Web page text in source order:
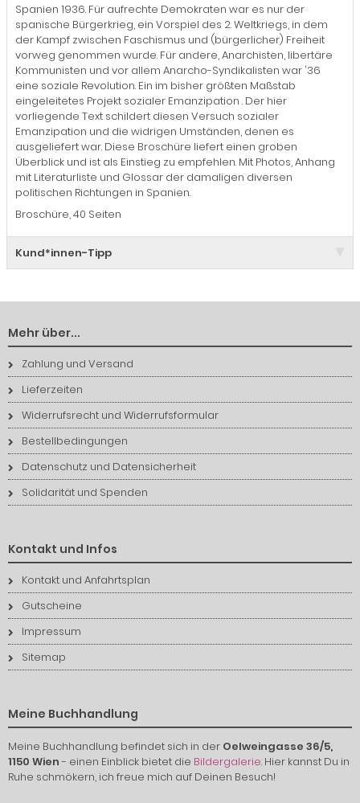
Spanien 1936. Für aufrechte Demokraten war es nur der
spanische Bürgerkrieg, ein Vorspiel des 2. Weltkriegs, in dem
der Kampf zwischen Faschismus und (bürgerlicher) Freiheit
vorweg genommen wurde. Für andere, Anarchisten, libertäre
Kommunisten und vor allem Anarcho-Syndikalisten war '36
eine soziale Revolution. Ein im bisher größten Maßstab
eingeleitetes Projekt sozialer Emanzipation . Der hier
vorliegende Text schildert diesen Versuch sozialer
Emanzipation und die widrigen Umständen, denen es
ausgeliefert war. Diese Broschüre liefert einen groben
Überblick und ist als Einstieg zu empfehlen. Mit Photos, Anhang
mit Literaturliste und Glossar der damaligen diversen
politischen Richtungen in Spanien.
Broschüre, 40 Seiten
Kund*innen-Tipp
Mehr über...
Zahlung und Versand
Lieferzeiten
Widerrufsrecht und Widerrufsformular
Bestellbedingungen
Datenschutz und Datensicherheit
Solidarität und Spenden
Kontakt und Infos
Kontakt und Anfahrtsplan
Gutscheine
Impressum
Sitemap
Meine Buchhandlung
Meine Buchhandlung befindet sich in der Oelweingasse 36/5,
1150 Wien- einen Einblick bietet die Bildergalerie. Hier kannst Du in
Ruhe schmökern, ich freue mich auf Deinen Besuch!